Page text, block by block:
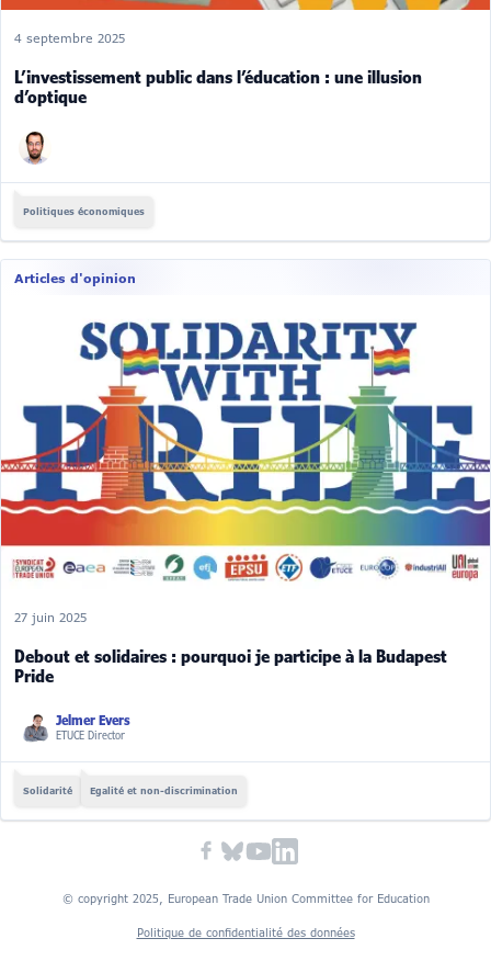
4 septembre 2025
L’investissement public dans l’éducation : une illusion
d’optique
Politiques économiques
Articles d'opinion
27 juin 2025
Debout et solidaires : pourquoi je participe à la Budapest
Pride
Jelmer Evers
ETUCE Director
Solidarité Egalité et non-discrimination
© copyright 2025, European Trade Union Committee for Education
Politique de confidentialité des données